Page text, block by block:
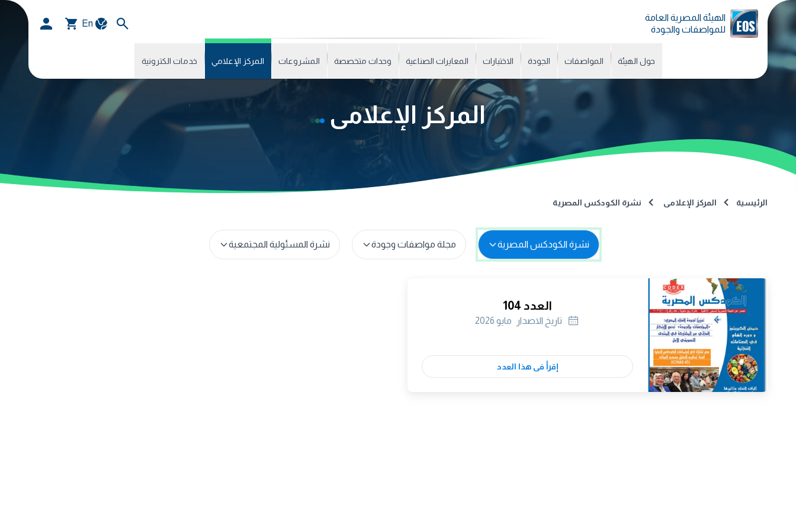
الهيئة المصرية العامة
للمواصفات والجودة
En
حول الهيئة المواصفات الجودة الاختبارات المعايرات الصناعية وحدات متخصصة المشروعات المركز الإعلامي خدمات الكترونية
المركز الإعلامى
الرئيسية المركز الإعلامى نشرة الكودكس المصرية
نشرة الكودكس المصرية مجلة مواصفات وجودة نشرة المسئولية المجتمعية
العدد 104
تاريخ الاصدار مايو 2026
إقرأ فى هذا العدد